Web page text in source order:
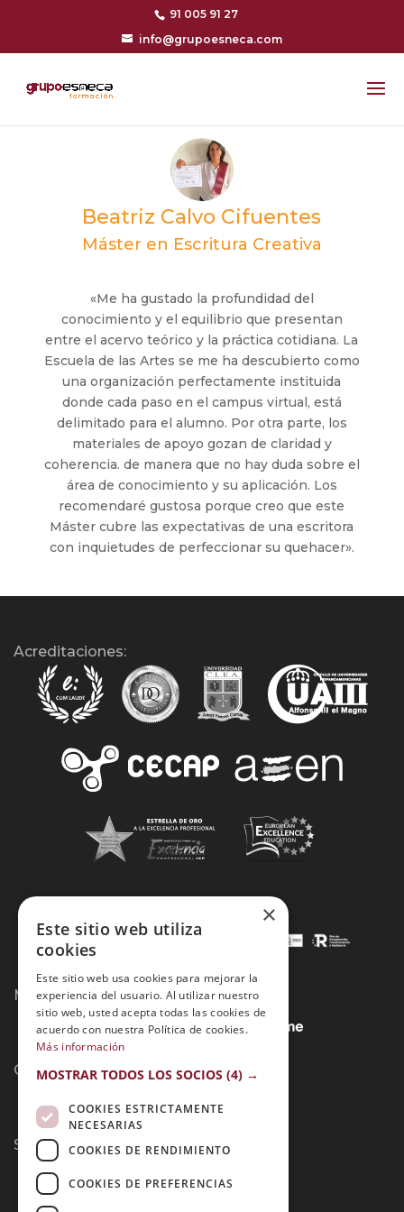
91 005 91 27
info@grupoesneca.com
Beatriz Calvo Cifuentes
Máster en Escritura Creativa
«Me ha gustado la profundidad del
conocimiento y el equilibrio que presentan
entre el acervo teórico y la práctica cotidiana. La
Escuela de las Artes se me ha descubierto como
una organización perfectamente instituida
donde cada paso en el campus virtual, está
delimitado para el alumno. Por otra parte, los
materiales de apoyo gozan de claridad y
coherencia. de manera que no hay duda sobre el
área de conocimiento y su aplicación. Los
recomendaré gustosa porque creo que este
Máster cubre las expectativas de una escritora
con inquietudes de perfeccionar su quehacer».
Acreditaciones:
Métodos de Pago:
Contacto:
Síguenos:
×
Este sitio web utiliza
cookies
Este sitio web usa cookies para mejorar la
experiencia del usuario. Al utilizar nuestro
sitio web, usted acepta todas las cookies de
acuerdo con nuestra Política de cookies.
Más información
MOSTRAR TODOS LOS SOCIOS (4) →
COOKIES ESTRICTAMENTE
NECESARIAS
COOKIES DE RENDIMIENTO
COOKIES DE PREFERENCIAS